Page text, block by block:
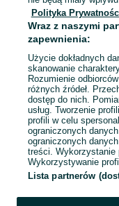
Mapa kategorii
Mapa miejscowości
Mapa ministron
Popularne wyszukiwania
Polityka
Wraz z naszymi
zapewnienia:
Użycie dokładnych
skanowanie
Rozumienie
różnych źródeł.
dostęp do nich.
usług. Tworzenie
profili w celu
ograniczonych
ograniczonych
treści. Wykorzystanie
Wykorzystywanie
Lista partnerów